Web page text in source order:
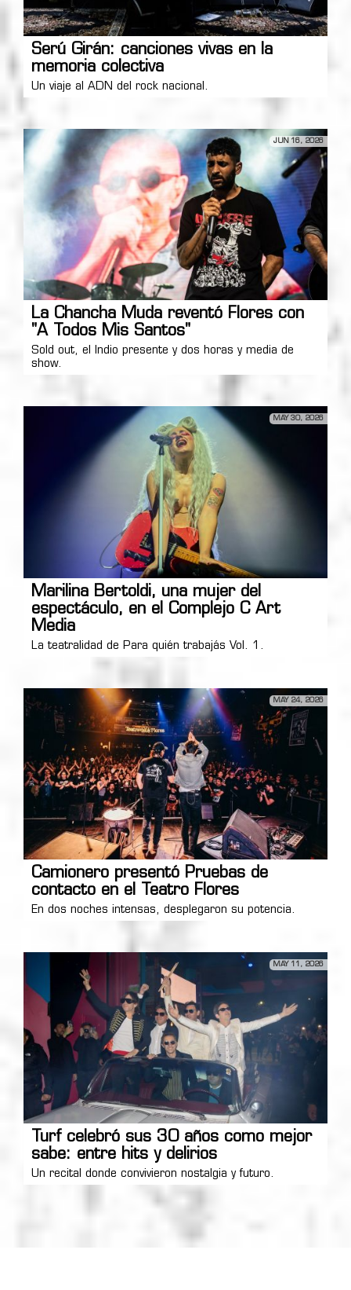
Serú Girán: canciones vivas en la
memoria colectiva
Un viaje al ADN del rock nacional.
JUN 16, 2026
La Chancha Muda reventó Flores con
"A Todos Mis Santos"
Sold out, el Indio presente y dos horas y media de
show.
MAY 30, 2026
Marilina Bertoldi, una mujer del
espectáculo, en el Complejo C Art
Media
La teatralidad de Para quién trabajás Vol. 1.
MAY 24, 2026
Camionero presentó Pruebas de
contacto en el Teatro Flores
En dos noches intensas, desplegaron su potencia.
MAY 11, 2026
Turf celebró sus 30 años como mejor
sabe: entre hits y delirios
Un recital donde convivieron nostalgia y futuro.